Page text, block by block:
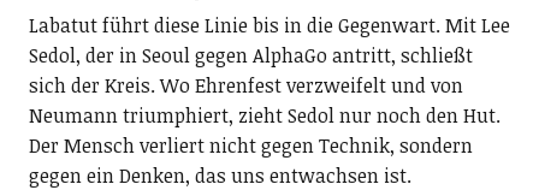
Labatut führt diese Linie bis in die Gegenwart. Mit Lee
Sedol, der in Seoul gegen AlphaGo antritt, schließt
sich der Kreis. Wo Ehrenfest verzweifelt und von
Neumann triumphiert, zieht Sedol nur noch den Hut.
Der Mensch verliert nicht gegen Technik, sondern
gegen ein Denken, das uns entwachsen ist.